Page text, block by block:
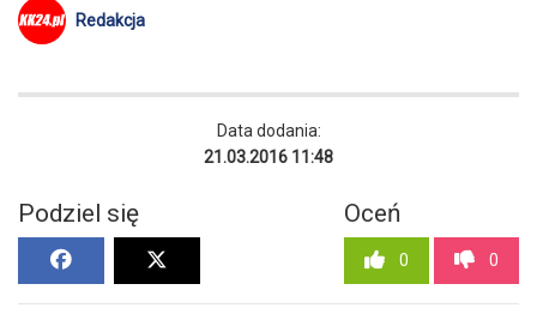
Redakcja
Data dodania:
21.03.2016 11:48
Podziel się Oceń
0 0